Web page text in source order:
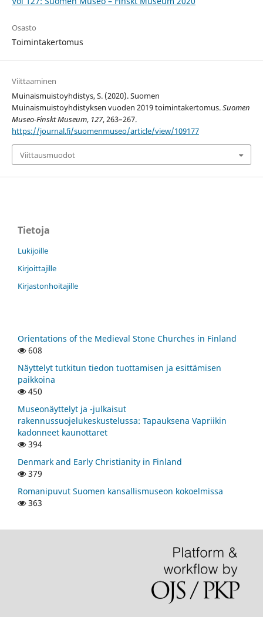
Osasto
Toimintakertomus
Viittaaminen
Muinaismuistoyhdistys, S. (2020). Suomen
Muinaismuistoyhdistyksen vuoden 2019 toimintakertomus.Suomen
Museo-Finskt Museum, 127, 263–267.
https://journal.fi/suomenmuseo/article/view/109177
Viittausmuodot
Tietoja
Lukijoille
Kirjoittajille
Kirjastonhoitajille
Orientations of the Medieval Stone Churches in Finland
608
Näyttelyt tutkitun tiedon tuottamisen ja esittämisen
paikkoina
450
Museonäyttelyt ja -julkaisut
rakennussuojelukeskustelussa: Tapauksena Vapriikin
kadonneet kaunottaret
394
Denmark and Early Christianity in Finland
379
Romanipuvut Suomen kansallismuseon kokoelmissa
363